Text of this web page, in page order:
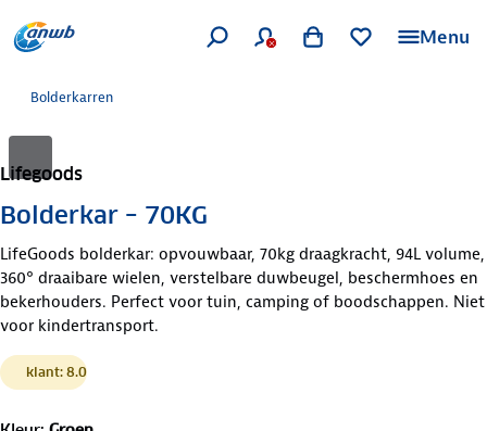
Menu
Bolderkarren
Lifegoods
Bolderkar – 70KG
LifeGoods bolderkar: opvouwbaar, 70kg draagkracht, 94L volume,
360° draaibare wielen, verstelbare duwbeugel, beschermhoes en
bekerhouders. Perfect voor tuin, camping of boodschappen. Niet
voor kindertransport.
klant: 8.0